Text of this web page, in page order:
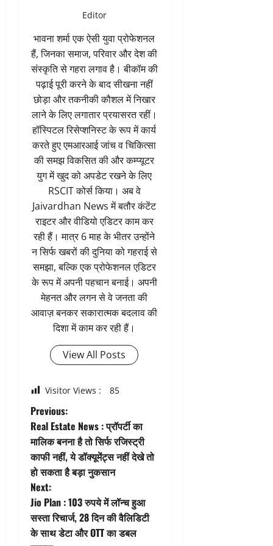
Editor
भावना शर्मा एक ऐसी युवा प्रोफेशनल
हैं, जिनका समाज, परिवार और देश की
संस्कृति से गहरा लगाव है। बीकॉम की
पढ़ाई पूरी करने के बाद सीखना नहीं
छोड़ा और तकनीकी कौशल में निखार
लाने के लिए लगातार प्रयासरत रहीं।
हॉस्पिटल रिसेप्शनिस्ट के रूप में कार्य
करते हुए एमआरआई जांच व चिकित्सा
की समझ विकसित की और कम्प्यूटर
युग में खुद को अपडेट रखने के लिए
RSCIT कोर्स किया। अब वे
Jaivardhan News में बतौर कंटेंट
राइटर और वीडियो एडिटर काम कर
रही हैं। मात्र 6 माह के भीतर उन्होंने
न सिर्फ खबरों की दुनिया को गहराई से
समझा, बल्कि एक प्रोफेशनल एडिटर
के रूप में अपनी पहचान बनाई। अपनी
मेहनत और लगन से वे जनता की
आवाज़ बनकर सकारात्मक बदलाव की
दिशा में काम कर रही हैं।
View All Posts
Visitor Views : 85
P
o
s
t
n
Previous:
Real Estate News : प्रॉपर्टी का
मालिक बनना है तो सिर्फ रजिस्ट्री
काफी नहीं, ये डॉक्यूमेंट्स नहीं देखे तो
हो सकता है बड़ा नुकसान
Next:
Jio Plan : 103 रुपये में लॉन्च हुआ
सस्ता रिचार्ज, 28 दिन की वैलिडिटी
के साथ डेटा और OTT का डबल